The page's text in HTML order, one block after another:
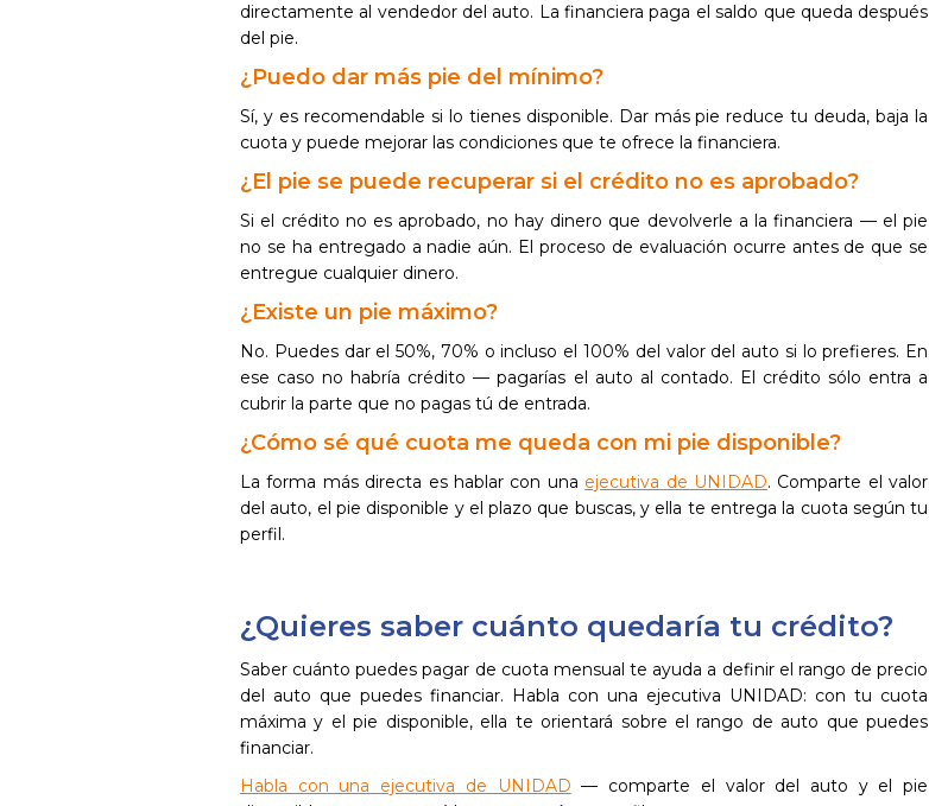
directamente al vendedor del auto. La financiera paga el saldo que queda después
del pie.
¿Puedo dar más pie del mínimo?
Sí, y es recomendable si lo tienes disponible. Dar más pie reduce tu deuda, baja la
cuota y puede mejorar las condiciones que te ofrece la financiera.
¿El pie se puede recuperar si el crédito no es aprobado?
Si el crédito no es aprobado, no hay dinero que devolverle a la financiera — el pie
no se ha entregado a nadie aún. El proceso de evaluación ocurre antes de que se
entregue cualquier dinero.
¿Existe un pie máximo?
No. Puedes dar el 50%, 70% o incluso el 100% del valor del auto si lo prefieres. En
ese caso no habría crédito — pagarías el auto al contado. El crédito sólo entra a
cubrir la parte que no pagas tú de entrada.
¿Cómo sé qué cuota me queda con mi pie disponible?
La forma más directa es hablar con una ejecutiva de UNIDAD. Comparte el valor
del auto, el pie disponible y el plazo que buscas, y ella te entrega la cuota según tu
perfil.
¿Quieres saber cuánto quedaría tu crédito?
Saber cuánto puedes pagar de cuota mensual te ayuda a definir el rango de precio
del auto que puedes financiar. Habla con una ejecutiva UNIDAD: con tu cuota
máxima y el pie disponible, ella te orientará sobre el rango de auto que puedes
financiar.
Habla con una ejecutiva de UNIDAD — comparte el valor del auto y el pie